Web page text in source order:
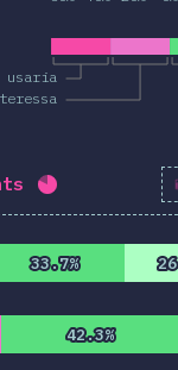
usaria
Percentatge
33.7%
33.7%
42.3%
42.3%